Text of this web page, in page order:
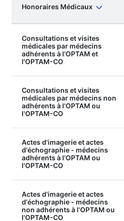
Honoraires Médicaux
Consultations et visites
médicales par médecins
adhérents à l'OPTAM et
l'OPTAM-CO
Consultations et visites
médicales par médecins non
adhérents à l'OPTAM ou
l'OPTAM-CO
Actes d'imagerie et actes
d'échographie - médecins
adhérents à l'OPTAM ou
l'OPTAM-CO
Actes d'imagerie et actes
d'échographie - médecins
non adhérents à l'OPTAM ou
l'OPTAM-CO